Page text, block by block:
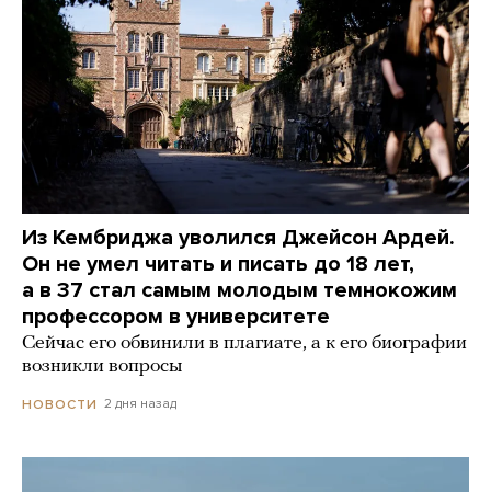
Из Кембриджа уволился Джейсон Ардей.
Он не умел читать и писать до 18 лет,
а в 37 стал самым молодым темнокожим
профессором в университете
Сейчас его обвинили в плагиате, а к его биографии
возникли вопросы
НОВОСТИ 2 дня назад